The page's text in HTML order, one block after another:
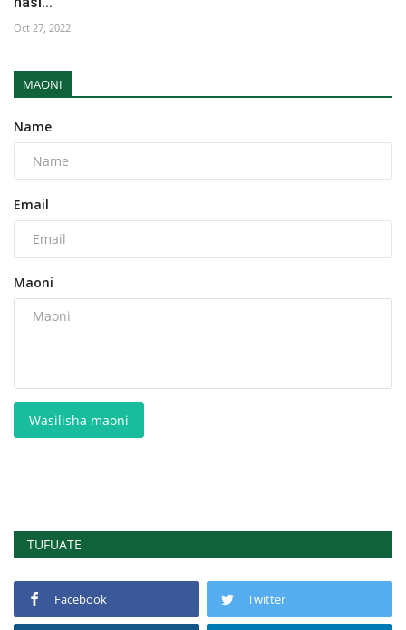
Oct 27, 2022
MAONI
Name
Email
Maoni
Wasilisha maoni
TUFUATE
Facebook Twitter